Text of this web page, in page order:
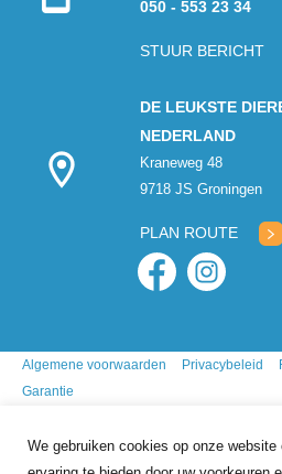
We gebruiken cookies op onze
verbinden met050 - 553 23 34
STUUR BERICHT
DE LEUKSTE
NEDERLAND
Kraneweg 48
9718 JS Groningen
PLAN ROUTE
Algemene voorwaarden Privacybeleid
Garantie